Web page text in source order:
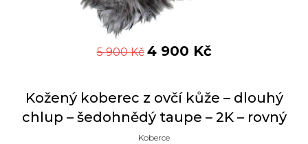
5 900Kč 4 900 Kč
Kožený koberec z ovčí kůže – dlouhý
chlup – šedohnědý taupe – 2K – rovný
Koberce